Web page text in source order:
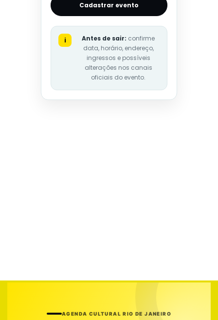
Cadastrar evento
i Antes de sair: confirme
data, horário, endereço,
ingressos e possíveis
alterações nos canais
oficiais do evento.
AGENDA CULTURAL RIO DE JANEIRO